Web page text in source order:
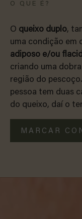
O QUE É?
O queixo duplo,
uma condição em
adiposo e/ou
criando uma
região do
pessoa tem duas
do queixo, daí o
MARCAR